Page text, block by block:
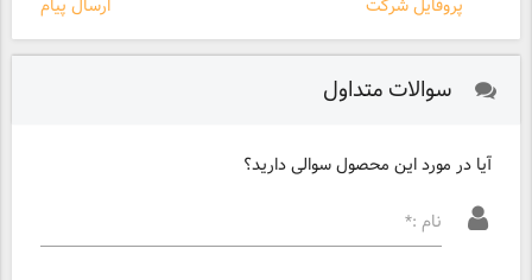
ارسال پیام پروفایل شرکت
سوالات متداول
آیا در مورد این محصول سوالی دارید؟
نام :*